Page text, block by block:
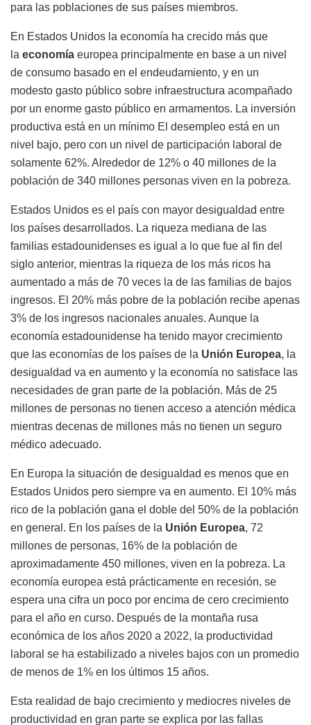
para las poblaciones de sus países miembros.
En Estados Unidos la economía ha crecido más que
la economía europea principalmente en base a un nivel
de consumo basado en el endeudamiento, y en un
modesto gasto público sobre infraestructura acompañado
por un enorme gasto público en armamentos. La inversión
productiva está en un mínimo El desempleo está en un
nivel bajo, pero con un nivel de participación laboral de
solamente 62%. Alrededor de 12% o 40 millones de la
población de 340 millones personas viven en la pobreza.
Estados Unidos es el país con mayor desigualdad entre
los países desarrollados. La riqueza mediana de las
familias estadounidenses es igual a lo que fue al fin del
siglo anterior, mientras la riqueza de los más ricos ha
aumentado a más de 70 veces la de las familias de bajos
ingresos. El 20% más pobre de la población recibe apenas
3% de los ingresos nacionales anuales. Aunque la
economía estadounidense ha tenido mayor crecimiento
que las economías de los países de la Unión Europea, la
desigualdad va en aumento y la economía no satisface las
necesidades de gran parte de la población. Más de 25
millones de personas no tienen acceso a atención médica
mientras decenas de millones más no tienen un seguro
médico adecuado.
En Europa la situación de desigualdad es menos que en
Estados Unidos pero siempre va en aumento. El 10% más
rico de la población gana el doble del 50% de la población
en general. En los países de la Unión Europea, 72
millones de personas, 16% de la población de
aproximadamente 450 millones, viven en la pobreza. La
economía europea está prácticamente en recesión, se
espera una cifra un poco por encima de cero crecimiento
para el año en curso. Después de la montaña rusa
económica de los años 2020 a 2022, la productividad
laboral se ha estabilizado a niveles bajos con un promedio
de menos de 1% en los últimos 15 años.
Esta realidad de bajo crecimiento y mediocres niveles de
productividad en gran parte se explica por las fallas